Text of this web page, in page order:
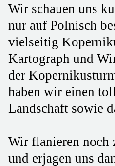
Wir schauen uns
nur auf Polnisch
vielseitig
Kartograph und
der
haben wir einen
Landschaft sowie
Wir flanieren noch
und erjagen uns